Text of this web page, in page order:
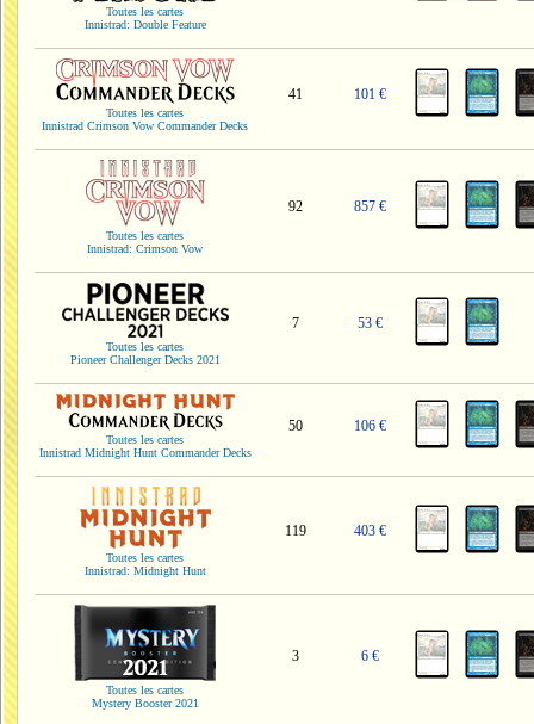
Toutes les cartes
Innistrad: Double Feature
Toutes les cartes
Innistrad Crimson Vow Commander Decks
41 101 €
Toutes les cartes
Innistrad: Crimson Vow
92 857 €
Toutes les cartes
Pioneer Challenger Decks 2021
7 53 €
Toutes les cartes
Innistrad Midnight Hunt Commander Decks
50 106 €
Toutes les cartes
Innistrad: Midnight Hunt
119 403 €
Toutes les cartes
Mystery Booster 2021
3 6 €